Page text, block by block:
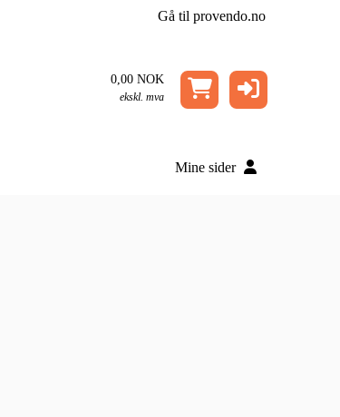
Gå til provendo.no
0,00 NOK
ekskl. mva
Mine sider